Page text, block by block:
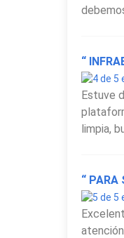
de
“
Estuve
limpia,
“ PARA